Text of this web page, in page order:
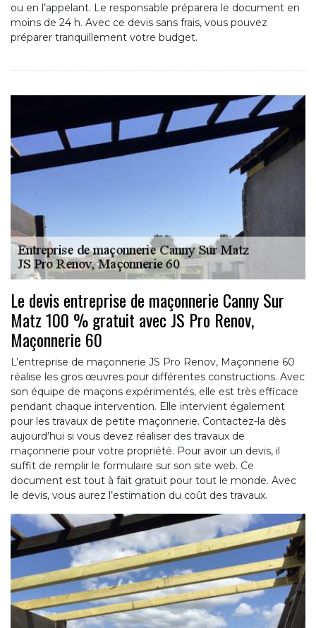
ou en l’appelant. Le responsable préparera le document en
moins de 24 h. Avec ce devis sans frais, vous pouvez
préparer tranquillement votre budget.
Le devis entreprise de maçonnerie Canny Sur
Matz 100 % gratuit avec JS Pro Renov,
Maçonnerie 60
L’entreprise de maçonnerie JS Pro Renov, Maçonnerie 60
réalise les gros œuvres pour différentes constructions. Avec
son équipe de maçons expérimentés, elle est très efficace
pendant chaque intervention. Elle intervient également
pour les travaux de petite maçonnerie. Contactez-la dès
aujourd’hui si vous devez réaliser des travaux de
maçonnerie pour votre propriété. Pour avoir un devis, il
suffit de remplir le formulaire sur son site web. Ce
document est tout à fait gratuit pour tout le monde. Avec
le devis, vous aurez l’estimation du coût des travaux.